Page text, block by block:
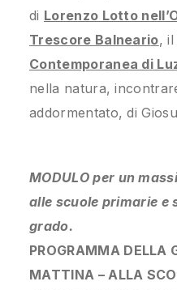
di Lorenzo Lotto
Trescore Balneario, il
Contemporanea di
nella natura,
addormentato, di
MODULO per un
alle scuole primarie e
grado.
PROGRAMMA DELLA
MATTINA – ALLA